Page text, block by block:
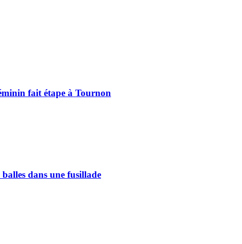
fait étape à Tournon
balles dans une fusillade